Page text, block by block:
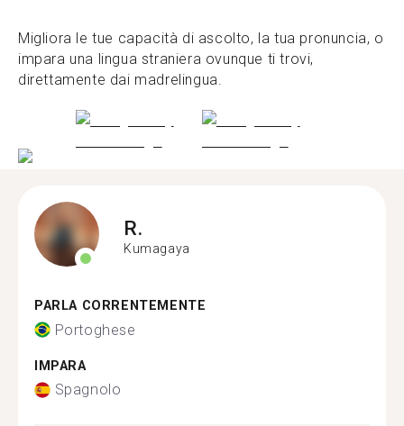
Migliora le tue capacità di ascolto, la tua pronuncia, o
impara una lingua straniera ovunque ti trovi,
direttamente dai madrelingua.
R.
Kumagaya
PARLA CORRENTEMENTE
Portoghese
IMPARA
Spagnolo